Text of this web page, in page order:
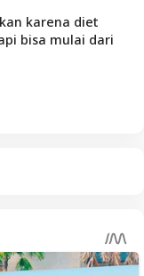
karena diet
bisa mulai dari